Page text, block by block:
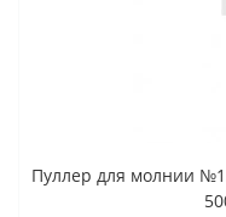
Пуллер для молнии